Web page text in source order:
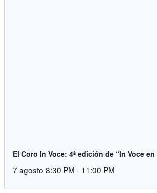
El Coro In Voce: 4ª edición de “In Voce
7 agosto-8:30 PM - 11:00 PM